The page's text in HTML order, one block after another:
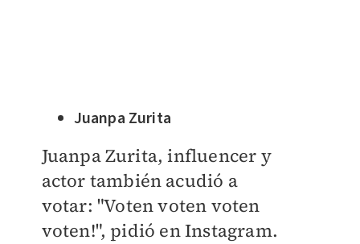
Juanpa Zurita
Juanpa Zurita, influencer y
actor también acudió a
votar: "Voten voten voten
voten!", pidió en Instagram.